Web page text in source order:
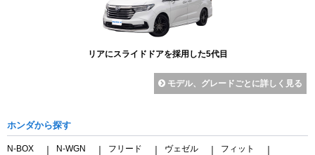
リアにスライドドアを採用した5代目
モデル、グレードごとに詳しく見る
ホンダから探す
N-BOX N-WGN フリード ヴェゼル フィット